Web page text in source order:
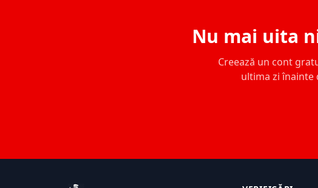
Nu mai uita
Creează un cont
ultima zi înainte